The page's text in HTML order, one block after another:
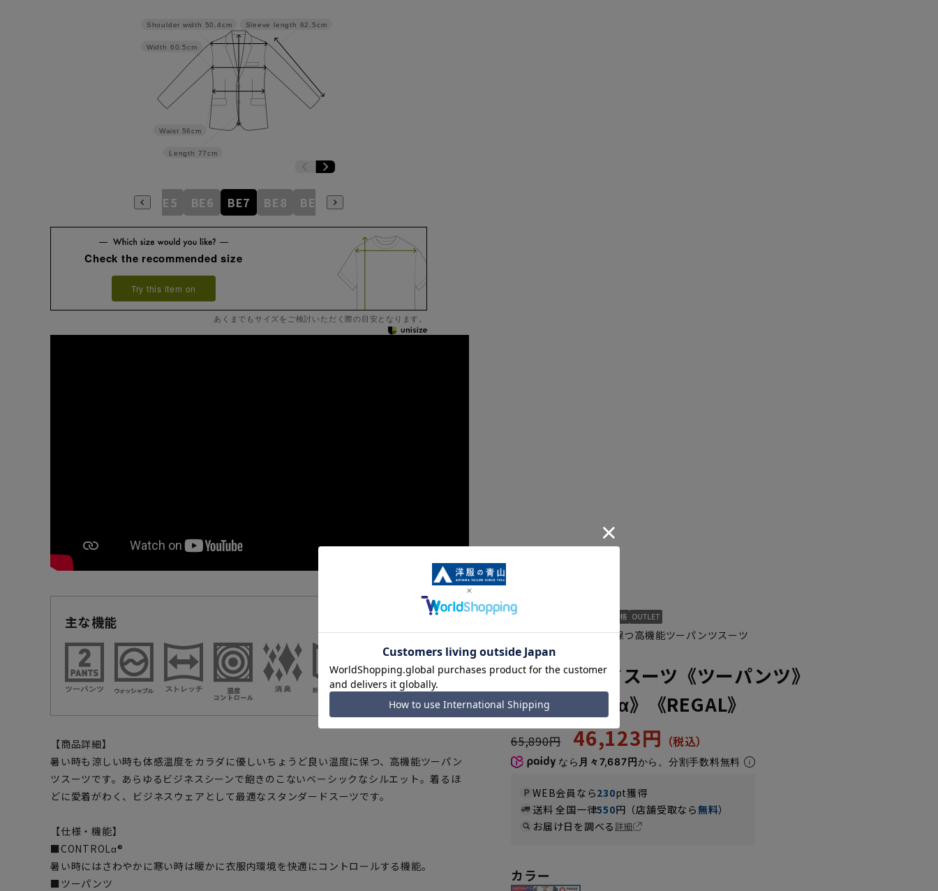
Sleeve length 62.5cm
Length 77cm
Waist 56cm
Width 60.5cm
Shoulder width 50.4cm
BE4 BE5 BE6 BE7 BE8 BE9 BE10
Check the recommended size
Try this item on
あくまでもサイズをご検討いただく際の目安となります。
主な機能
【商品詳細】
暑い時も涼しい時も体感温度をカラダに優しいちょうど良い温度に保つ、高機能ツーパン
ツスーツです。あらゆるビジネスシーンで飽きのこないベーシックなシルエット。着るほ
どに愛着がわく、ビジネスウェアとして最適なスタンダードスーツです。
【仕様・機能】
■CONTROLα®
暑い時にはさわやかに寒い時は暖かに衣服内環境を快適にコントロールする機能。
■ツーパンツ
カラダに優しい温度に保つ高機能ツーパンツスーツ
131000-32
スタンダードスーツ《ツーパンツ》
《CONTROLα》《REGAL》
65,890円 46,123円
なら 月々7,687円から。分割手数料無料
WEB会員なら230pt獲得
送料 全国一律550円（店舗受取なら無料）
お届け日を調べる詳細
カラー